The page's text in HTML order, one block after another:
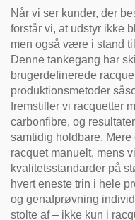
Når vi ser kunder, der
forstår vi, at udstyr ikke
men også være i stand
Denne tankegang har
brugerdefinerede
produktionsmetoder
fremstiller vi racquetter
carbonfibre, og
samtidig holdbare.
racquet manuelt, mens
kvalitetsstandarder på
hvert eneste trin i hele
og genafprøvning
stolte af – ikke kun i